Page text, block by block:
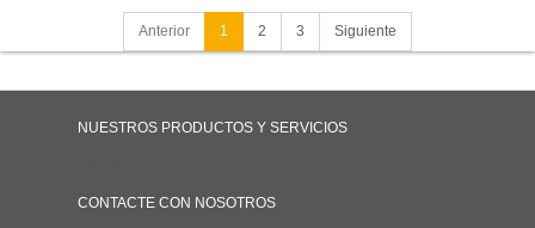
Anterior 1 2 3 Siguiente
NUESTROS PRODUCTOS Y SERVICIOS
CONTACTE CON NOSOTROS